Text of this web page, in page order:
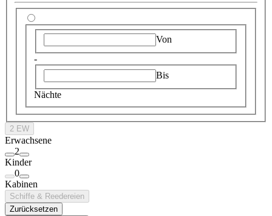
Von
-
Bis
Nächte
2 EW
Erwachsene
2
Kinder
0
Kabinen
Schiffe & Reedereien
Zurücksetzen